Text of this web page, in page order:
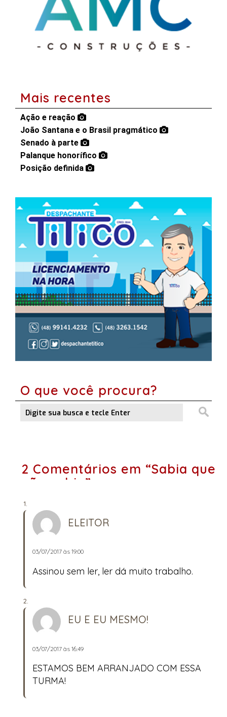
Mais recentes
Ação e reação
João Santana e o Brasil pragmático
Senado à parte
Palanque honorífico
Posição definida
O que você procura?
2 Comentários em “Sabia que
não sabia”
ELEITOR
03/07/2017 às 19:00
Assinou sem ler, ler dá muito trabalho.
EU E EU MESMO!
03/07/2017 às 16:49
ESTAMOS BEM ARRANJADO COM ESSA
TURMA!